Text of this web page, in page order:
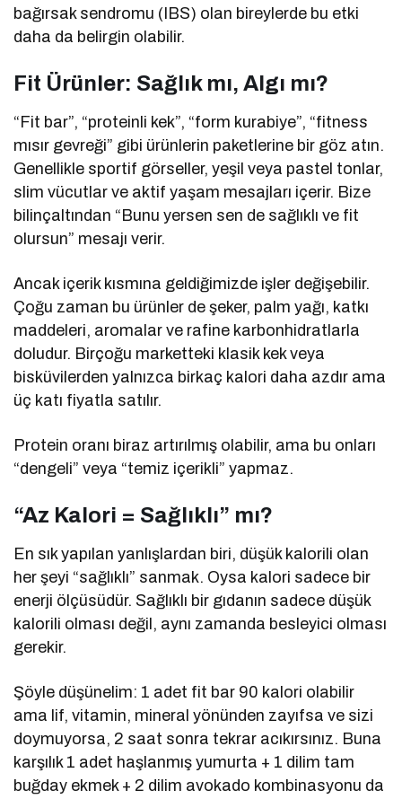
bağırsak sendromu (IBS) olan bireylerde bu etki
daha da belirgin olabilir.
Fit Ürünler: Sağlık mı, Algı mı?
“Fit bar”, “proteinli kek”, “form kurabiye”, “fitness
mısır gevreği” gibi ürünlerin paketlerine bir göz atın.
Genellikle sportif görseller, yeşil veya pastel tonlar,
slim vücutlar ve aktif yaşam mesajları içerir. Bize
bilinçaltından “Bunu yersen sen de sağlıklı ve fit
olursun” mesajı verir.
Ancak içerik kısmına geldiğimizde işler değişebilir.
Çoğu zaman bu ürünler de şeker, palm yağı, katkı
maddeleri, aromalar ve rafine karbonhidratlarla
doludur. Birçoğu marketteki klasik kek veya
bisküvilerden yalnızca birkaç kalori daha azdır ama
üç katı fiyatla satılır.
Protein oranı biraz artırılmış olabilir, ama bu onları
“dengeli” veya “temiz içerikli” yapmaz.
“Az Kalori = Sağlıklı” mı?
En sık yapılan yanlışlardan biri, düşük kalorili olan
her şeyi “sağlıklı” sanmak. Oysa kalori sadece bir
enerji ölçüsüdür. Sağlıklı bir gıdanın sadece düşük
kalorili olması değil, aynı zamanda besleyici olması
gerekir.
Şöyle düşünelim: 1 adet fit bar 90 kalori olabilir
ama lif, vitamin, mineral yönünden zayıfsa ve sizi
doymuyorsa, 2 saat sonra tekrar acıkırsınız. Buna
karşılık 1 adet haşlanmış yumurta + 1 dilim tam
buğday ekmek + 2 dilim avokado kombinasyonu da